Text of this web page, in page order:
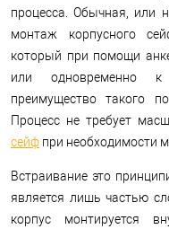
процесса. Обычная, или
монтаж корпусного
который при помощи
или одновременно к
преимущество такого
Процесс не требует
сейф при необходимости
Встраивание это
является лишь частью
корпус монтируется